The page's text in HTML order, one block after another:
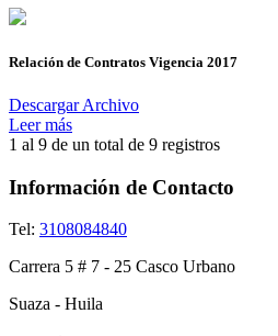
Relación de Contratos Vigencia 2017
Descargar Archivo
Leer más
1 al 9 de un total de 9 registros
Información de Contacto
Tel: 3108084840
Carrera 5 # 7 - 25 Casco Urbano
Suaza